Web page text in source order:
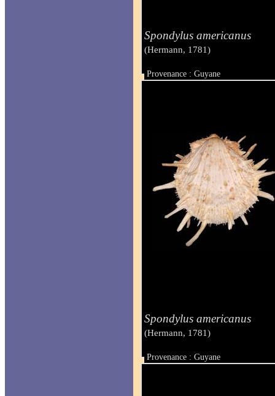
Spondylus americanus
(Hermann, 1781)
Provenance : Guyane
Taille : 150 mm
Spondylus americanus
(Hermann, 1781)
Provenance : Guyane
Taille : 155 mm